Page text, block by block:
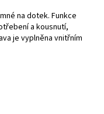
na dotek. Funkce
a kousnutí,
je vyplněna vnitřním